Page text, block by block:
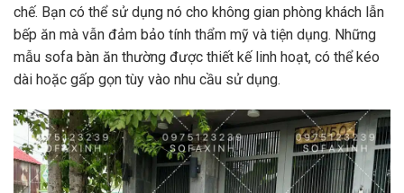
chế. Bạn có thể sử dụng nó cho không gian phòng khách lẫn
bếp ăn mà vẫn đảm bảo tính thẩm mỹ và tiện dụng. Những
mẫu sofa bàn ăn thường được thiết kế linh hoạt, có thể kéo
dài hoặc gấp gọn tùy vào nhu cầu sử dụng.